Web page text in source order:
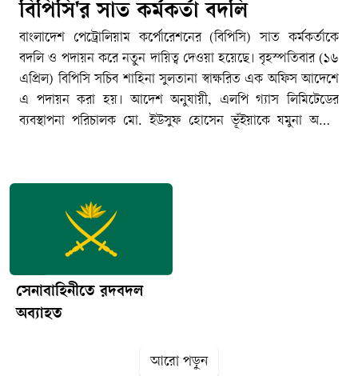
বিপিসি'র সাত কর্মকর্তা বদলি
বাংলাদেশ পেট্রোলিয়াম কর্পোরেশনের (বিপিসি) সাত কর্মকর্তাকে
বদলি ও পদায়ন করে নতুন দায়িত্ব দেওয়া হয়েছে। বৃহস্পতিবার (১৬
এপ্রিল) বিপিসি সচিব শাহিনা সুলতানা স্বাক্ষরিত এক অফিস আদেশে
এ পদায়ন করা হয়। আদেশ অনুযায়ী, এলপি গ্যাস লিমিটেডের
ব্যবস্থাপনা পরিচালক মো. ইউসুফ হোসেন ভূঁইয়াকে যমুনা অয়েল
প্রকৌ. মো. আমীর মাসুদকে এলপি গ্যাস লিমিটেডের ব্যবস্থাপনা
পরিচালক (চলতি দায়িত্ব) করা হয়েছে। বিপিসির ঊর্ধ্বতন
মহাব্যবস্থাপক (নিরীক্ষা) আবুল কালাম আজাদকে স্ট্যান্ডার্ড এশিয়াটিক
অয়েল কোম্পানি লিমিটেডের প্রধান নির্বাহী কর্মকর্তার দায়িত্ব দেওয়া
মুহাম্মদ মোরশেদ হোসাইন আজাদকে বদলি করে বিপিসির
অর্থবিভাগের মহাব্যবস্থাপক এবং স্ট্যান্ডার্ড এশিয়াটিক অয়েল
এছাড়া, বিপিসি চেয়ারম্যানের দপ্তরের মহাব্যবস্থাপক মোহাম্মদ
সেনাবাহিনীতে রদবদল
অব্যাহত
আরো পড়ুন